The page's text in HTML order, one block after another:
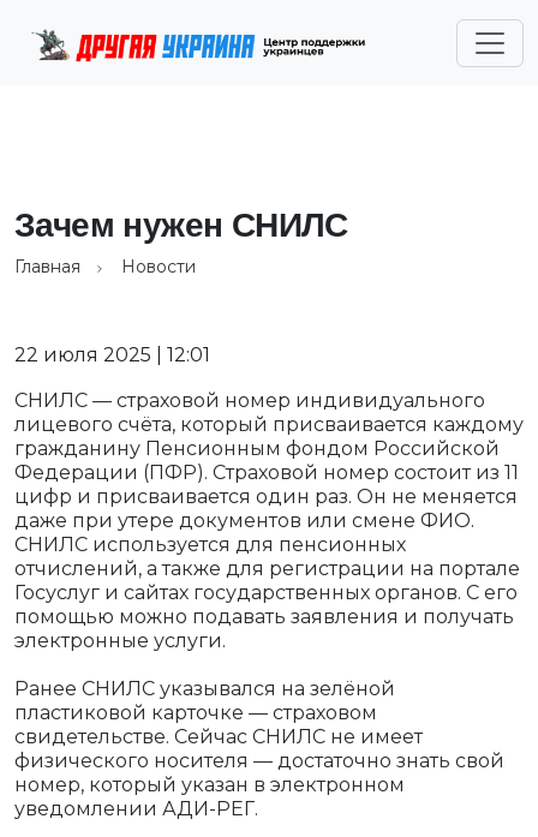
Зачем нужен СНИЛС
Главная Новости
22 июля 2025 | 12:01
СНИЛС — страховой номер индивидуального
лицевого счёта, который присваивается каждому
гражданину Пенсионным фондом Российской
Федерации (ПФР). Страховой номер состоит из 11
цифр и присваивается один раз. Он не меняется
даже при утере документов или смене ФИО.
СНИЛС используется для пенсионных
отчислений, а также для регистрации на портале
Госуслуг и сайтах государственных органов. С его
помощью можно подавать заявления и получать
электронные услуги.
Ранее СНИЛС указывался на зелёной
пластиковой карточке — страховом
свидетельстве. Сейчас СНИЛС не имеет
физического носителя — достаточно знать свой
номер, который указан в электронном
уведомлении АДИ-РЕГ.